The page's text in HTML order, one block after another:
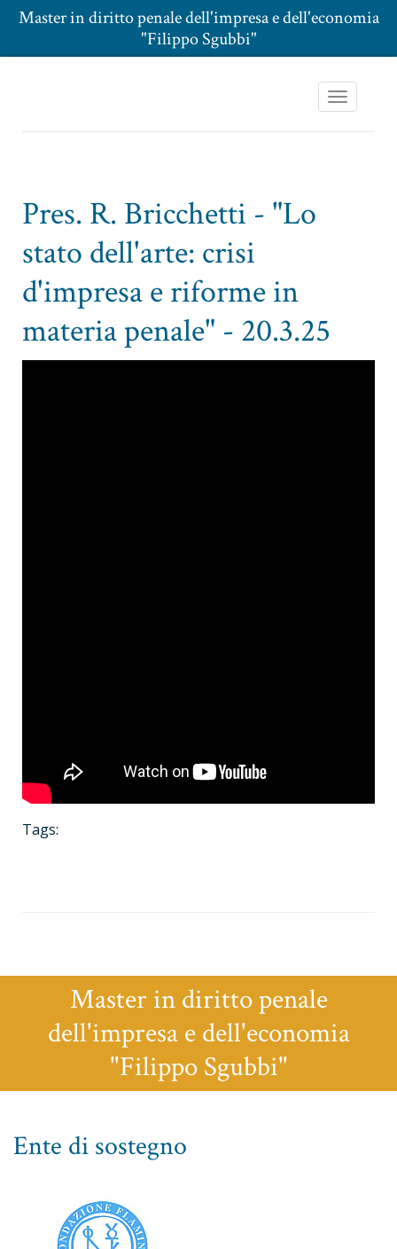
Master in diritto penale dell'impresa e dell'economia
"Filippo Sgubbi"
Toggle
Pres. R. Bricchetti - "Lo
stato dell'arte: crisi
d'impresa e riforme in
materia penale" - 20.3.25
Tags:
Master in diritto penale
dell'impresa e dell'economia
"Filippo Sgubbi"
Ente di sostegno